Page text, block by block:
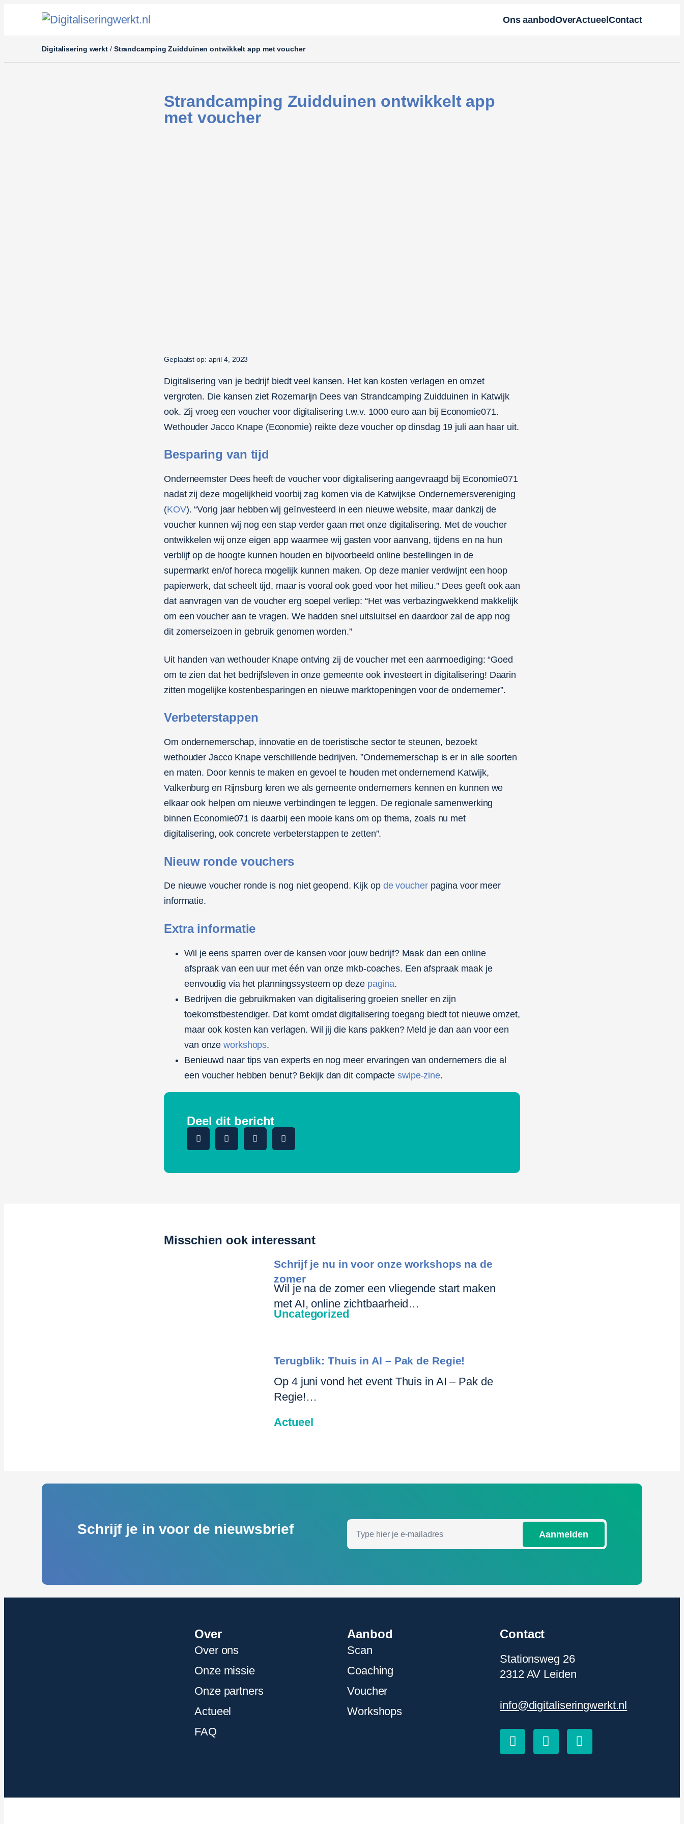
Ons aanbodOverActueelContact
Digitalisering werkt / Strandcamping Zuidduinen ontwikkelt app met voucher
Strandcamping Zuidduinen ontwikkelt app
met voucher
Geplaatst op: april 4, 2023
Digitalisering van je bedrijf biedt veel kansen. Het kan kosten verlagen en omzet
vergroten. Die kansen ziet Rozemarijn Dees van Strandcamping Zuidduinen in Katwijk
ook. Zij vroeg een voucher voor digitalisering t.w.v. 1000 euro aan bij Economie071.
Wethouder Jacco Knape (Economie) reikte deze voucher op dinsdag 19 juli aan haar uit.
Besparing van tijd
Onderneemster Dees heeft de voucher voor digitalisering aangevraagd bij Economie071
nadat zij deze mogelijkheid voorbij zag komen via de Katwijkse Ondernemersvereniging
(KOV). “Vorig jaar hebben wij geïnvesteerd in een nieuwe website, maar dankzij de
voucher kunnen wij nog een stap verder gaan met onze digitalisering. Met de voucher
ontwikkelen wij onze eigen app waarmee wij gasten voor aanvang, tijdens en na hun
verblijf op de hoogte kunnen houden en bijvoorbeeld online bestellingen in de
supermarkt en/of horeca mogelijk kunnen maken. Op deze manier verdwijnt een hoop
papierwerk, dat scheelt tijd, maar is vooral ook goed voor het milieu.” Dees geeft ook aan
dat aanvragen van de voucher erg soepel verliep: “Het was verbazingwekkend makkelijk
om een voucher aan te vragen. We hadden snel uitsluitsel en daardoor zal de app nog
dit zomerseizoen in gebruik genomen worden.”
Uit handen van wethouder Knape ontving zij de voucher met een aanmoediging: “Goed
om te zien dat het bedrijfsleven in onze gemeente ook investeert in digitalisering! Daarin
zitten mogelijke kostenbesparingen en nieuwe marktopeningen voor de ondernemer”.
Verbeterstappen
Om ondernemerschap, innovatie en de toeristische sector te steunen, bezoekt
wethouder Jacco Knape verschillende bedrijven. ”Ondernemerschap is er in alle soorten
en maten. Door kennis te maken en gevoel te houden met ondernemend Katwijk,
Valkenburg en Rijnsburg leren we als gemeente ondernemers kennen en kunnen we
elkaar ook helpen om nieuwe verbindingen te leggen. De regionale samenwerking
binnen Economie071 is daarbij een mooie kans om op thema, zoals nu met
digitalisering, ook concrete verbeterstappen te zetten”.
Nieuw ronde vouchers
De nieuwe voucher ronde is nog niet geopend. Kijk op de voucherpagina voor meer
informatie.
Extra informatie
Wil je eens sparren over de kansen voor jouw bedrijf? Maak dan een online
afspraak van een uur met één van onze mkb-coaches. Een afspraak maak je
eenvoudig via het planningssysteem op deze pagina.
Bedrijven die gebruikmaken van digitalisering groeien sneller en zijn
toekomstbestendiger. Dat komt omdat digitalisering toegang biedt tot nieuwe omzet,
maar ook kosten kan verlagen. Wil jij die kans pakken? Meld je dan aan voor een
van onzeworkshops.
Benieuwd naar tips van experts en nog meer ervaringen van ondernemers die al
een voucher hebben benut? Bekijk dan dit compacte swipe-zine.
Deel dit bericht
Misschien ook interessant
Schrijf je nu in voor onze workshops na de
zomer
Wil je na de zomer een vliegende start maken
met AI, online zichtbaarheid…
Uncategorized
Terugblik: Thuis in AI – Pak de Regie!
Op 4 juni vond het event Thuis in AI – Pak de
Regie!…
Actueel
Schrijf je in voor de nieuwsbrief Aanmelden
Over
Over ons
Onze missie
Onze partners
Actueel
FAQ
Aanbod
Scan
Coaching
Voucher
Workshops
Contact
Stationsweg 26
2312 AV Leiden
info@digitaliseringwerkt.nl